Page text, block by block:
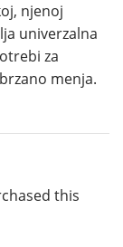
njenoj
univerzalna
za
menja.
this